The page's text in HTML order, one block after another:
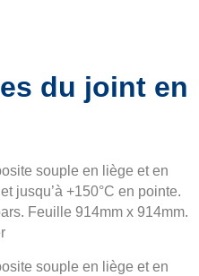
du joint en
souple en liège et en
jusqu’à +150°C en pointe.
Feuille 914mm x 914mm.
souple en liège et en